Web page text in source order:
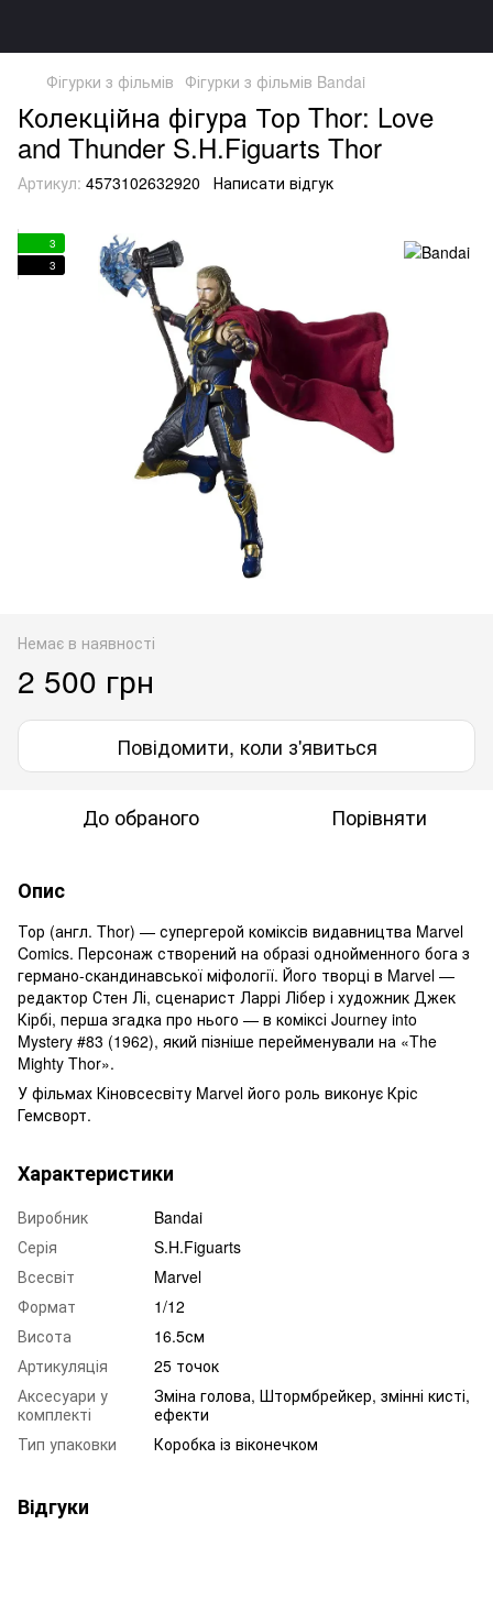
Фігурки з фільмів Фігурки з фільмів Bandai
Колекційна фігура Тор Thor: Love
and Thunder S.H.Figuarts Thor
Артикул: 4573102632920 Написати відгук
3
3
Немає в наявності
2 500 грн
Повідомити, коли з'явиться
До обраного Порівняти
Опис
Тор (англ. Thor) — супергерой коміксів видавництва Marvel
Comics. Персонаж створений на образі однойменного бога з
германо-скандинавської міфології. Його творці в Marvel —
редактор Стен Лі, сценарист Ларрі Лібер і художник Джек
Кірбі, перша згадка про нього — в коміксі Journey into
Mystery #83 (1962), який пізніше перейменували на «The
Mighty Thor».
У фільмах Кіновсесвіту Marvel його роль виконує Кріс
Гемсворт.
Характеристики
Виробник
Bandai
Серія
S.H.Figuarts
Всесвіт
Marvel
Формат
1/12
Висота
16.5см
Артикуляція
25 точок
Аксесуари у
комплекті
Зміна голова, Штормбрейкер, змінні кисті,
ефекти
Тип упаковки
Коробка із віконечком
Відгуки